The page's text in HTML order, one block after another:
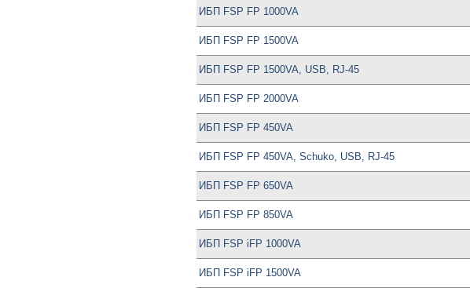
ИБП FSP FP 1000VA
ИБП FSP FP 1500VA
ИБП FSP FP 1500VA, USB, RJ-45
ИБП FSP FP 2000VA
ИБП FSP FP 450VA
ИБП FSP FP 450VA, Schuko, USB, RJ-45
ИБП FSP FP 650VA
ИБП FSP FP 850VA
ИБП FSP iFP 1000VA
ИБП FSP iFP 1500VA